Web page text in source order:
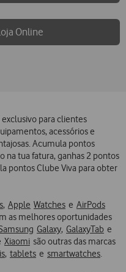
Online
para clientes
acessórios e
Acumula pontos
na tua fatura, ganhas 2 pontos
pontos Clube Viva para obter
, Apple Watches e AirPods
as melhores oportunidades
Galaxy, GalaxyTab e
Xiaomi são outras das marcas
, tablets e smartwatches.